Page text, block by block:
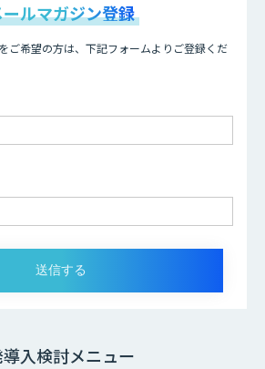
ルマガジン登録
ご希望の方は、下記フォームよりご登録くだ
導入検討メニュー